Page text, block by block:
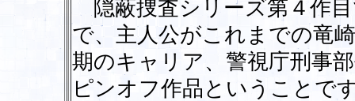
隠蔽捜査シリーズ第４作
で、主人公がこれまでの竜
期のキャリア、警視庁刑事
ピンオフ作品ということで